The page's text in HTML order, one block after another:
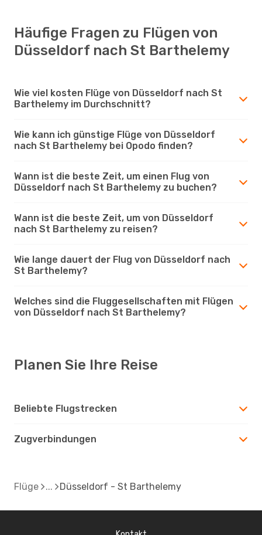
Häufige Fragen zu Flügen von
Düsseldorf nach St Barthelemy
Wie viel kosten Flüge von Düsseldorf nach St
Barthelemy im Durchschnitt?
Wie kann ich günstige Flüge von Düsseldorf
nach St Barthelemy bei Opodo finden?
Wann ist die beste Zeit, um einen Flug von
Düsseldorf nach St Barthelemy zu buchen?
Wann ist die beste Zeit, um von Düsseldorf
nach St Barthelemy zu reisen?
Wie lange dauert der Flug von Düsseldorf nach
St Barthelemy?
Welches sind die Fluggesellschaften mit Flügen
von Düsseldorf nach St Barthelemy?
Planen Sie Ihre Reise
Beliebte Flugstrecken
Zugverbindungen
Flüge Düsseldorf - St Barthelemy